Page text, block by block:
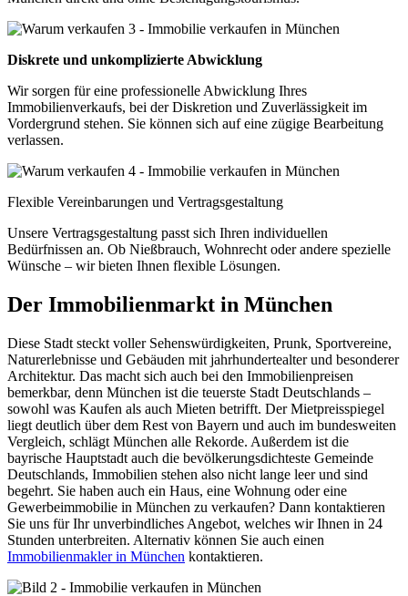
Diskrete und unkomplizierte Abwicklung
Wir sorgen für eine professionelle Abwicklung Ihres
Immobilienverkaufs, bei der Diskretion und Zuverlässigkeit im
Vordergrund stehen. Sie können sich auf eine zügige Bearbeitung
verlassen.
Flexible Vereinbarungen und Vertragsgestaltung
Unsere Vertragsgestaltung passt sich Ihren individuellen
Bedürfnissen an. Ob Nießbrauch, Wohnrecht oder andere spezielle
Wünsche – wir bieten Ihnen flexible Lösungen.
Der Immobilienmarkt in München
Diese Stadt steckt voller Sehenswürdigkeiten, Prunk, Sportvereine,
Naturerlebnisse und Gebäuden mit jahrhundertealter und besonderer
Architektur. Das macht sich auch bei den Immobilienpreisen
bemerkbar, denn München ist die teuerste Stadt Deutschlands –
sowohl was Kaufen als auch Mieten betrifft. Der Mietpreisspiegel
liegt deutlich über dem Rest von Bayern und auch im bundesweiten
Vergleich, schlägt München alle Rekorde. Außerdem ist die
bayrische Hauptstadt auch die bevölkerungsdichteste Gemeinde
Deutschlands, Immobilien stehen also nicht lange leer und sind
begehrt. Sie haben auch ein Haus, eine Wohnung oder eine
Gewerbeimmobilie in München zu verkaufen? Dann kontaktieren
Sie uns für Ihr unverbindliches Angebot, welches wir Ihnen in 24
Stunden unterbreiten. Alternativ können Sie auch einen
Immobilienmakler in München kontaktieren.